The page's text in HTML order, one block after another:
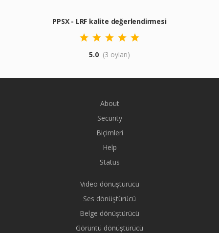
PPSX - LRF kalite değerlendirmesi
5.0 (3 oyları)
About
Security
Biçimleri
Help
Status
Video dönüştürücü
Ses dönüştürücü
Belge dönüştürücü
Görüntü dönüştürücü